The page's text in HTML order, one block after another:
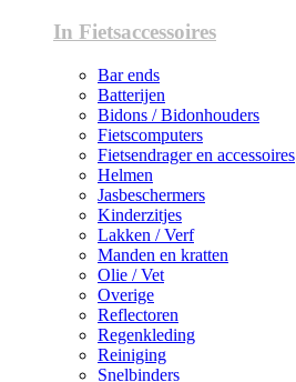
In Fietsaccessoires
Bar ends
Batterijen
Bidons / Bidonhouders
Fietscomputers
Fietsendrager en accessoires
Helmen
Jasbeschermers
Kinderzitjes
Lakken / Verf
Manden en kratten
Olie / Vet
Overige
Reflectoren
Regenkleding
Reiniging
Snelbinders